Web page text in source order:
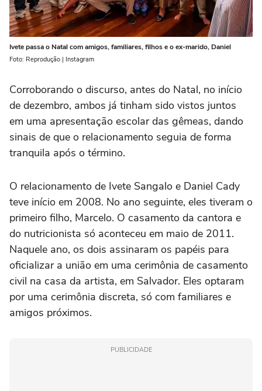
Ivete passa o Natal com amigos, familiares, filhos e o ex-marido, Daniel
Foto: Reprodução | Instagram
Corroborando o discurso, antes do Natal, no início
de dezembro, ambos já tinham sido vistos juntos
em uma apresentação escolar das gêmeas, dando
sinais de que o relacionamento seguia de forma
tranquila após o término.
O relacionamento de Ivete Sangalo e Daniel Cady
teve início em 2008. No ano seguinte, eles tiveram o
primeiro filho, Marcelo. O casamento da cantora e
do nutricionista só aconteceu em maio de 2011.
Naquele ano, os dois assinaram os papéis para
oficializar a união em uma cerimônia de casamento
civil na casa da artista, em Salvador. Eles optaram
por uma cerimônia discreta, só com familiares e
amigos próximos.
PUBLICIDADE